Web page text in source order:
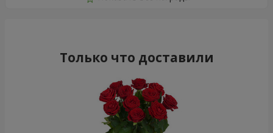
Только что доставили